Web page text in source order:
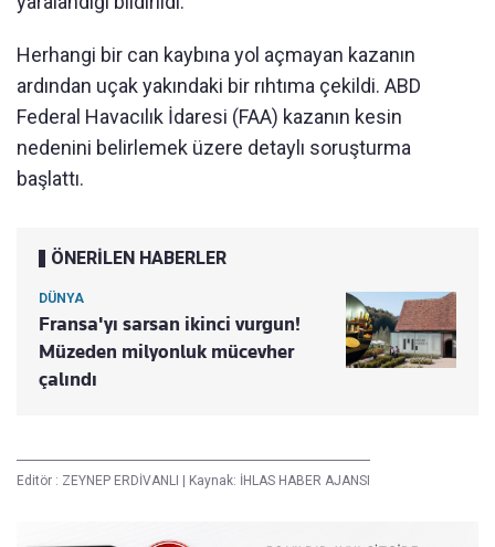
Herhangi bir can kaybına yol açmayan kazanın
ardından uçak yakındaki bir rıhtıma çekildi. ABD
Federal Havacılık İdaresi (FAA) kazanın kesin
nedenini belirlemek üzere detaylı soruşturma
başlattı.
ÖNERİLEN HABERLER
DÜNYA
Fransa'yı sarsan ikinci vurgun!
Müzeden milyonluk mücevher
çalındı
Editör : ZEYNEP ERDİVANLI | Kaynak: İHLAS HABER AJANSI